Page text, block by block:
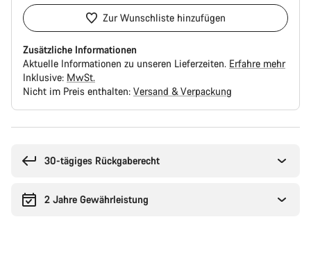
Zur Wunschliste hinzufügen
Zusätzliche Informationen
Aktuelle Informationen zu unseren Lieferzeiten. Erfahre mehr
Inklusive: MwSt.
Nicht im Preis enthalten: Versand & Verpackung
30-tägiges Rückgaberecht
2 Jahre Gewährleistung